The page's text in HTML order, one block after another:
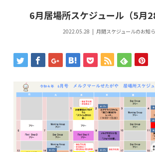
6月居場所スケジュール（5月
2022.05.28 月間スケジュールのお知